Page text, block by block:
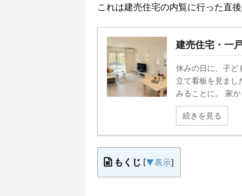
これは建売住宅の内覧に行った直後
建売住宅・一
休みの日に、子ど
立て看板を見まし
みることに。 家
続きを見る
もくじ [▼表示]